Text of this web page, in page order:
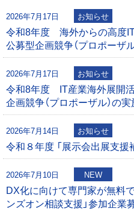
ー
シ
ョ
ン
2026年7月17日 お知らせ
令和8年度 海外からの高度
公募型企画競争（プロポーザ
2026年7月17日 お知らせ
令和8年度 IT産業海外展開
企画競争（プロポーザル）の
2026年7月14日 お知らせ
令和８年度 「展示会出展支
2026年7月10日 NEW
DX化に向けて専門家が無料
ンズオン相談支援」参加企業